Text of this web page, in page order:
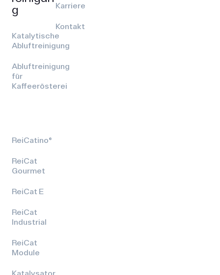
g
Katalytische
Abluftreinigung
Abluftreinigung
für
Kaffeerösterei
ReiCatino®
ReiCat
Gourmet
ReiCat E
ReiCat
Industrial
ReiCat
Module
Katalysator
Karriere
Kontakt